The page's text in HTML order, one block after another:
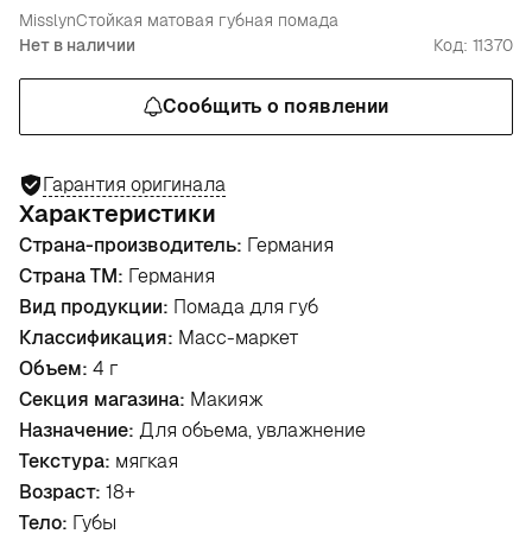
MisslynСтойкая матовая губная помада
Нет в наличии
Код: 11370
Сообщить о появлении
Гарантия оригинала
Характеристики
Страна-производитель: Германия
Страна ТМ: Германия
Вид продукции: Помада для губ
Классификация: Масс-маркет
Объем: 4 г
Секция магазина: Макияж
Назначение: Для объема, увлажнение
Текстура: мягкая
Возраст: 18+
Тело: Губы